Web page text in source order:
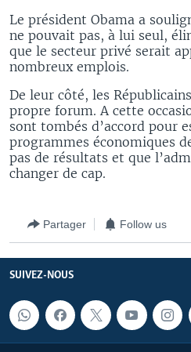
Le président Obama a
ne pouvait pas, à lui seul,
que le secteur privé serait
nombreux emplois.
De leur côté, les
propre forum. A cette
sont tombés d’accord pour
programmes économiques
pas de résultats et que
changer de cap.
Partager Follow us
SUIVEZ-NOUS